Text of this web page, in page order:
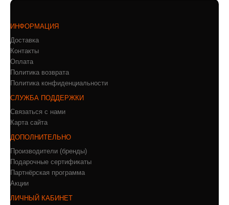
ИНФОРМАЦИЯ
Доставка
Контакты
Оплата
Политика возврата
Политика конфиденциальности
СЛУЖБА ПОДДЕРЖКИ
Связаться с нами
Карта сайта
ДОПОЛНИТЕЛЬНО
Производители (бренды)
Подарочные сертификаты
Партнёрская программа
Акции
ЛИЧНЫЙ КАБИНЕТ